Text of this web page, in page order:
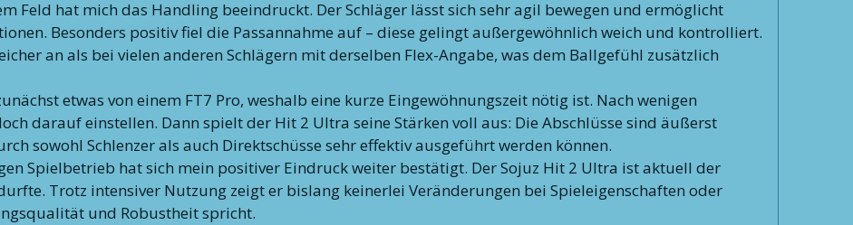
Feld hat mich das Handling beeindruckt. Der Schläger lässt sich sehr agil bewegen und ermöglicht
Besonders positiv fiel die Passannahme auf – diese gelingt außergewöhnlich weich und kontrolliert.
an als bei vielen anderen Schlägern mit derselben Flex-Angabe, was dem Ballgefühl zusätzlich
etwas von einem FT7 Pro, weshalb eine kurze Eingewöhnungszeit nötig ist. Nach wenigen
darauf einstellen. Dann spielt der Hit 2 Ultra seine Stärken voll aus: Die Abschlüsse sind äußerst
sowohl Schlenzer als auch Direktschüsse sehr effektiv ausgeführt werden können.
Spielbetrieb hat sich mein positiver Eindruck weiter bestätigt. Der Sojuz Hit 2 Ultra ist aktuell der
Trotz intensiver Nutzung zeigt er bislang keinerlei Veränderungen bei Spieleigenschaften oder
und Robustheit spricht.